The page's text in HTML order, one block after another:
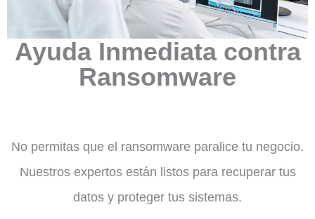
Ayuda Inmediata contra
Ransomware
No permitas que el ransomware paralice tu negocio.
Nuestros expertos están listos para recuperar tus
datos y proteger tus sistemas.